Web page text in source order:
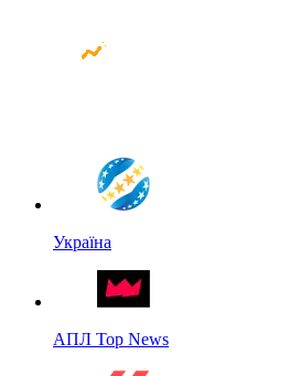
Україна
АПЛ Top News